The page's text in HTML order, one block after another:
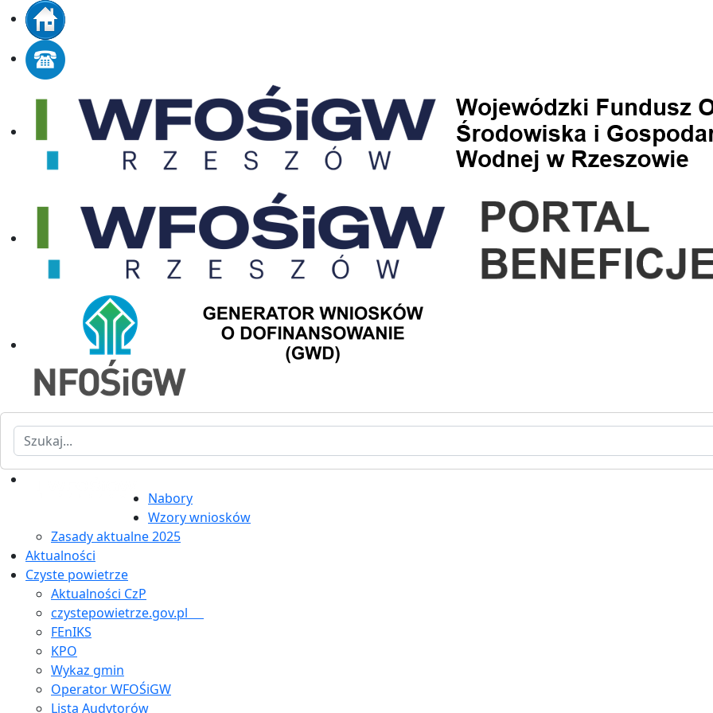
Szukaj
Nabory
Wzory wniosków
Zasady aktualne 2025
Aktualności
Czyste powietrze
Aktualności CzP
czystepowietrze.gov.pl
FEnIKS
KPO
Wykaz gmin
Operator WFOŚiGW
Lista Audytorów